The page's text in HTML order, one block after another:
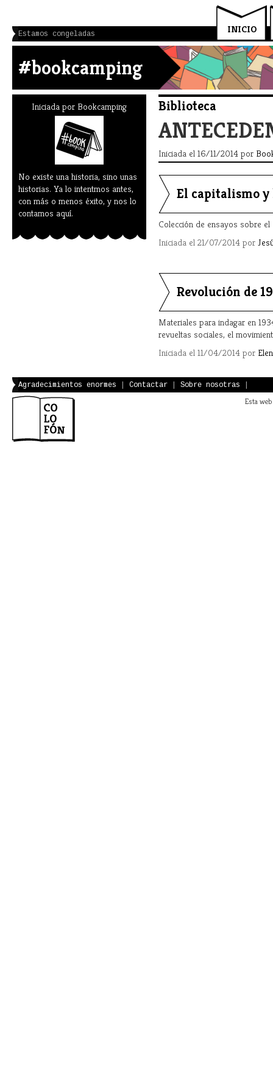
INICIO
Estamos congeladas
#bookcamping
Iniciada por Bookcamping
No existe una historia, sino unas
historias. Ya lo intentmos antes,
con más o menos éxito, y nos lo
contamos aquí.
Biblioteca
Iniciada el 16/11/2014 por
El capitalismo y
Colección de ensayos sobre
Iniciada el 21/07/2014 por
Revolución de
Materiales para indagar en
revueltas sociales, el
Iniciada el 11/04/2014 por
Agradecimientos enormes Contactar Sobre nosotras
Esta